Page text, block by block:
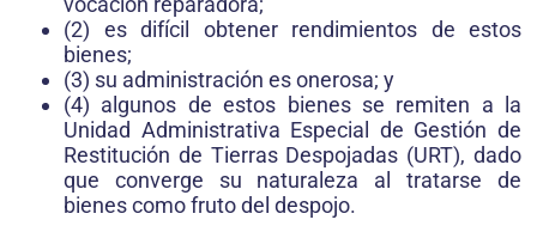
(2) es difícil obtener rendimientos de estos
bienes;
(3) su administración es onerosa; y
(4) algunos de estos bienes se remiten a la
Unidad Administrativa Especial de Gestión de
Restitución de Tierras Despojadas (URT), dado
que converge su naturaleza al tratarse de
bienes como fruto del despojo.